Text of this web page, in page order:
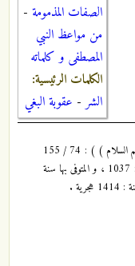
الصفات المذمومة -
من مواعظ النبي
المصطفى و كلماته
الكلمات الرئيسية:
الشر - عقوبة البغي
بحار الأنوار ( الجامعة لدرر أخبار الأئمة الأطهار ( عليهم السلام ) ) : 74 / 155
، للعلامة الشيخ محمد باقر المجلسي ، المولود بإصفهان سنة : 1037 ، و المتوفى بها سنة